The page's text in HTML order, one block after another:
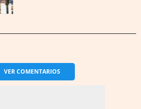
VERCOMENTARIOS